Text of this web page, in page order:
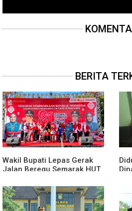
BERITA
Wakil Bupati Lepas Gerak
Jalan Beregu Semarak HUT